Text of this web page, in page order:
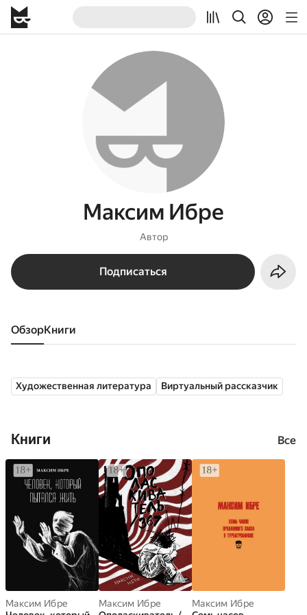
Максим Ибре
Автор
Подписаться
Обзор книги
Художественная литература Виртуальный рассказчик
Книги Все
Максим Ибре
Максим Ибре
Максим Ибре